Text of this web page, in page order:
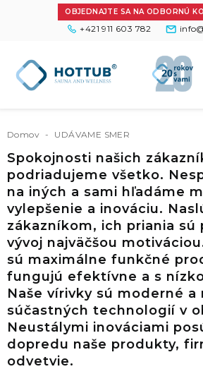
OBJEDNAJTE SA NA ODBORNÚ
+421 911 603 782
Domov - UDÁVAME SMER
Spokojnosti našich
podriadujeme všetko.
na iných a sami hľadáme
vylepšenie a inováciu.
zákazníkom, ich priania sú
vývoj najväčšou
sú maximálne funkčné
fungujú efektívne a s
Naše vírivky sú moderné a
súčastných technologií v
Neustálymi inováciami
dopredu naše produkty,
odvetvie.